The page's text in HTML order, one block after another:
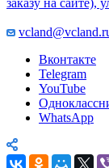
заказу на сайте),
Вконтакте
Telegram
YouTube
WhatsApp